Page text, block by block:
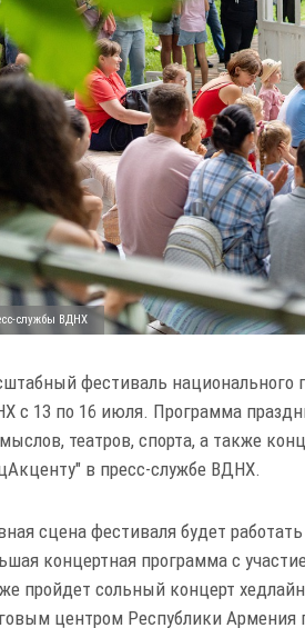
службы ВДНХ
фестиваль национального
с 13 по 16 июля. Программа
театров, спорта, а также
в пресс-службе ВДНХ.
сцена фестиваля будет
концертная программа с
пройдет сольный концерт
центром Республики